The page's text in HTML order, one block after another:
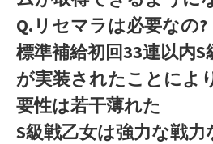
Q.リセマラは必要なの?
標準補給初回33連以内
が実装されたことによ
要性は若干薄れた
S級戦乙女は強力な戦